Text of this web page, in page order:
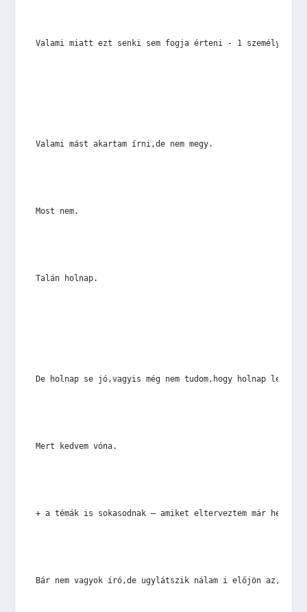
Valami miatt ezt senki sem fogja érteni - 1 személyen
Valami mást akartam írni,de nem megy.
Most nem.
Talán holnap.
De holnap se jó,vagyis még nem tudom,hogy holnap lesz-e
Mert kedvem vóna.
+ a témák is sokasodnak – amiket elterveztem már
Bár nem vagyok író,de ugylátszik nálam i előjön